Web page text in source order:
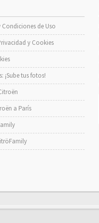
Condiciones de Uso
y Cookies
¡Sube tus fotos!
a París